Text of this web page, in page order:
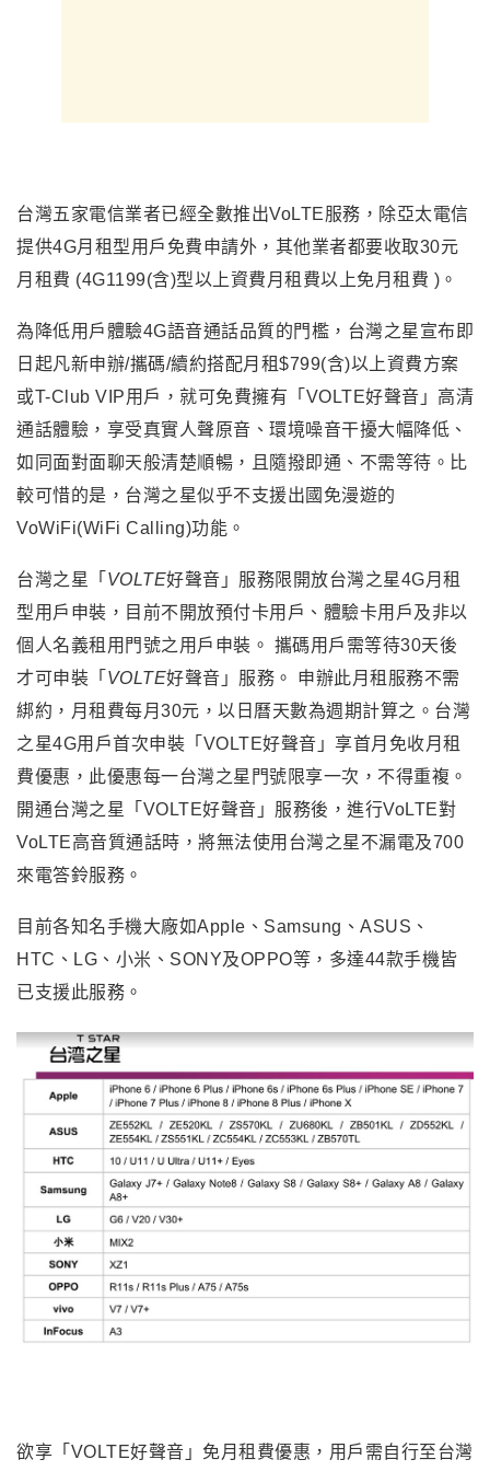
台灣五家電信業者已經全數推出VoLTE服務，除亞太電信
提供4G月租型用戶免費申請外，其他業者都要收取30元
月租費 (4G1199(含)型以上資費月租費以上免月租費 )。
為降低用戶體驗4G語音通話品質的門檻，台灣之星宣布即
日起凡新申辦/攜碼/續約搭配月租$799(含)以上資費方案
或T-Club VIP用戶，就可免費擁有「VOLTE好聲音」高清
通話體驗，享受真實人聲原音、環境噪音干擾大幅降低、
如同面對面聊天般清楚順暢，且隨撥即通、不需等待。比
較可惜的是，台灣之星似乎不支援出國免漫遊的
VoWiFi(WiFi Calling)功能。
台灣之星「 VOLTE好聲音」服務限開放台灣之星4G月租
型用戶申裝，目前不開放預付卡用戶、 體驗卡用戶及非以
個人名義租用門號之用戶申裝。 攜碼用戶需等待30天後
才可申裝「 VOLTE好聲音」服務。 申辦此月租服務不需
綁約，月租費每月30元，以日曆天數為週期計算之。台灣
之星4G用戶首次申裝「VOLTE好聲音」享首月免收月租
費優惠，此優惠每一台灣之星門號限享一次，不得重複。
開通台灣之星「VOLTE好聲音」服務後，進行VoLTE對
VoLTE高音質通話時，將無法使用台灣之星不漏電及700
來電答鈴服務。
目前各知名手機大廠如Apple、Samsung、ASUS、
HTC、LG、小米、SONY及OPPO等，多達44款手機皆
已支援此服務。
欲享「VOLTE好聲音」免月租費優惠，用戶需自行至台灣